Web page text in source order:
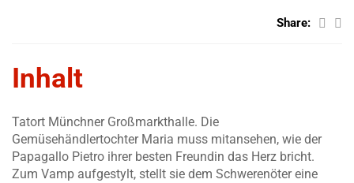
Share:
Inhalt
Tatort Münchner Großmarkthalle. Die
Gemüsehändlertochter Maria muss mitansehen, wie der
Papagallo Pietro ihrer besten Freundin das Herz bricht.
Zum Vamp aufgestylt, stellt sie dem Schwerenöter eine